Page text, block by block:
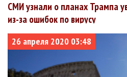
СМИ узнали о планах Трампа
из-за ошибок по вирусу
26 апреля 2020 03:48